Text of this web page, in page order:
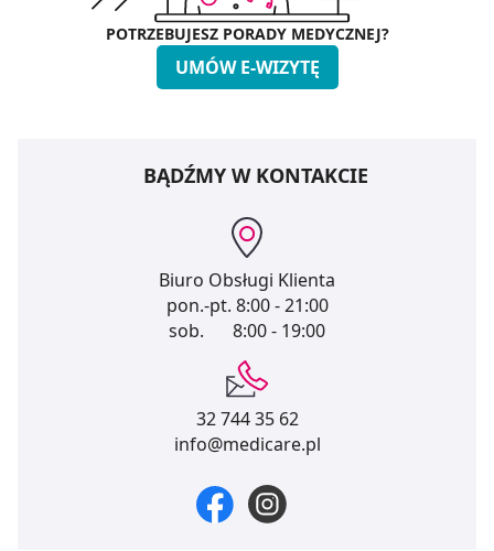
POTRZEBUJESZ PORADY MEDYCZNEJ?
UMÓW E-WIZYTĘ
BĄDŹMY W KONTAKCIE
Biuro Obsługi Klienta
pon.-pt. 8:00 - 21:00
sob.
8:00 - 19:00
32 744 35 62
info@medicare.pl